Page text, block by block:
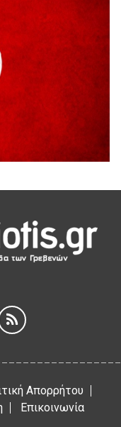
ΠΡΩΤΕΑ
Ταξιάρχη προς κ.
ύδρευσης
«Μικρές
Απορρήτου
Επικοινωνία